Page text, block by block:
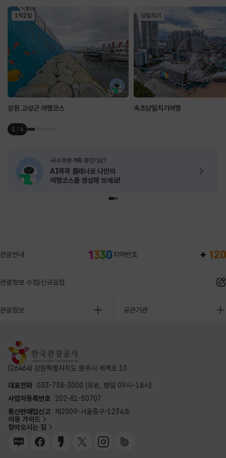
1박2일
강원 고성군 여행코스
당일치기
속초당일치기여행
1 / 4
국내 여행 계획 중인가요?
AI콕콕 플래너로 나만의
여행코스를 생성해 보세요!
관광안내 지역번호
관광정보 수정/신규요청
관광정보 유관기관
(26464) 강원특별자치도 원주시 세계로 10
대표전화
033-738-3000 (유료, 평일 09시~18시)
사업자등록번호
202-81-50707
통신판매업신고 제2009-서울중구-1234호
이용 가이드
찾아오시는 길